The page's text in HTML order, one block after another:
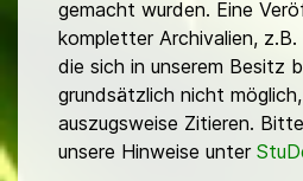
gemacht wurden. Eine
kompletter Archivalien, z.B.
die sich in unserem Besitz
grundsätzlich nicht
auszugsweise Zitieren.
unsere Hinweise unter